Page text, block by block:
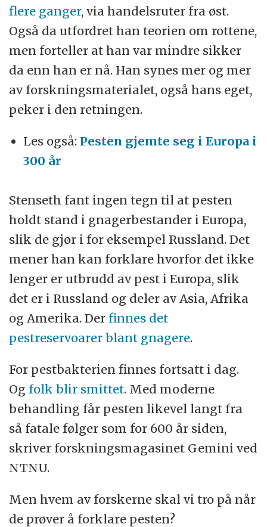
flere ganger, via handelsruter fra øst.
Også da utfordret han teorien om rottene,
men forteller at han var mindre sikker
da enn han er nå. Han synes mer og mer
av forskningsmaterialet, også hans eget,
peker i den retningen.
Les også: Pesten gjemte seg i Europa i
300 år
Stenseth fant ingen tegn til at pesten
holdt stand i gnagerbestander i Europa,
slik de gjør i for eksempel Russland. Det
mener han kan forklare hvorfor det ikke
lenger er utbrudd av pest i Europa, slik
det er i Russland og deler av Asia, Afrika
og Amerika. Derfinnes det
pestreservoarer blant gnagere.
For pestbakterien finnes fortsatt i dag.
Og folk blir smittet. Med moderne
behandling får pesten likevel langt fra
så fatale følger som for 600 år siden,
skriver forskningsmagasinet Gemini ved
NTNU.
Men hvem av forskerne skal vi tro på når
de prøver å forklare pesten?